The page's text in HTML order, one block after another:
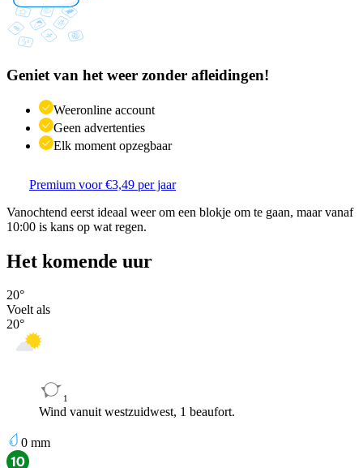
Geniet van het weer zonder afleidingen!
Weeronline account
Geen advertenties
Elk moment opzegbaar
Premium voor €3,49 per jaar
Vanochtend eerst ideaal weer om een blokje om te gaan, maar vanaf
10:00 is kans op wat regen.
Het komende uur
20°
Voelt als
20°
1
Wind vanuit westzuidwest, 1 beaufort.
0 mm